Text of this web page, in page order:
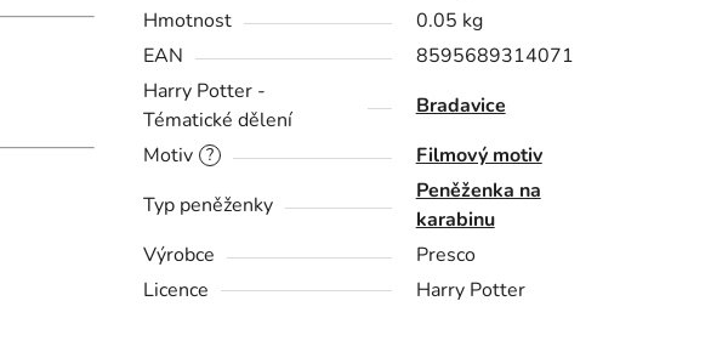
Hmotnost
0.05 kg
EAN
8595689314071
Harry Potter -
Tématické dělení
Bradavice
?
Motiv
Filmový motiv
Typ peněženky
Peněženka na
karabinu
Výrobce
Presco
Licence
Harry Potter